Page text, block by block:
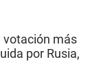
votación más
por Rusia,